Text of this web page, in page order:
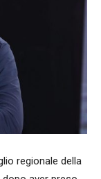
regionale della